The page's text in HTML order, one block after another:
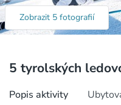
Zobrazit 5 fotografií
5 tyrolských
Popis aktivity